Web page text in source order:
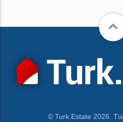
© Turk.Estate 2026.